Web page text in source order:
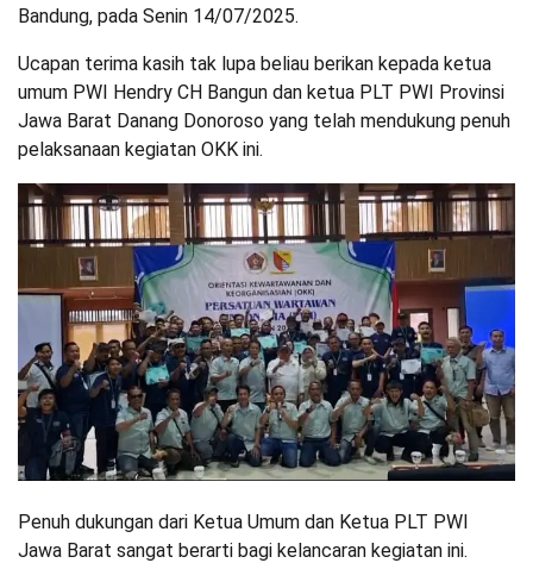
Bandung, pada Senin 14/07/2025.
Ucapan terima kasih tak lupa beliau berikan kepada ketua
umum PWI Hendry CH Bangun dan ketua PLT PWI Provinsi
Jawa Barat Danang Donoroso yang telah mendukung penuh
pelaksanaan kegiatan OKK ini.
Penuh dukungan dari Ketua Umum dan Ketua PLT PWI
Jawa Barat sangat berarti bagi kelancaran kegiatan ini.